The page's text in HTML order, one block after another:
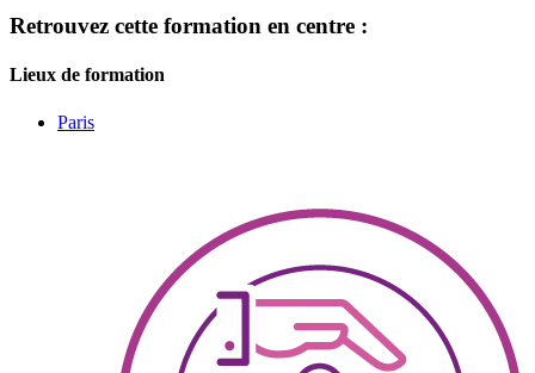
Retrouvez cette formation en centre :
Lieux de formation
Paris